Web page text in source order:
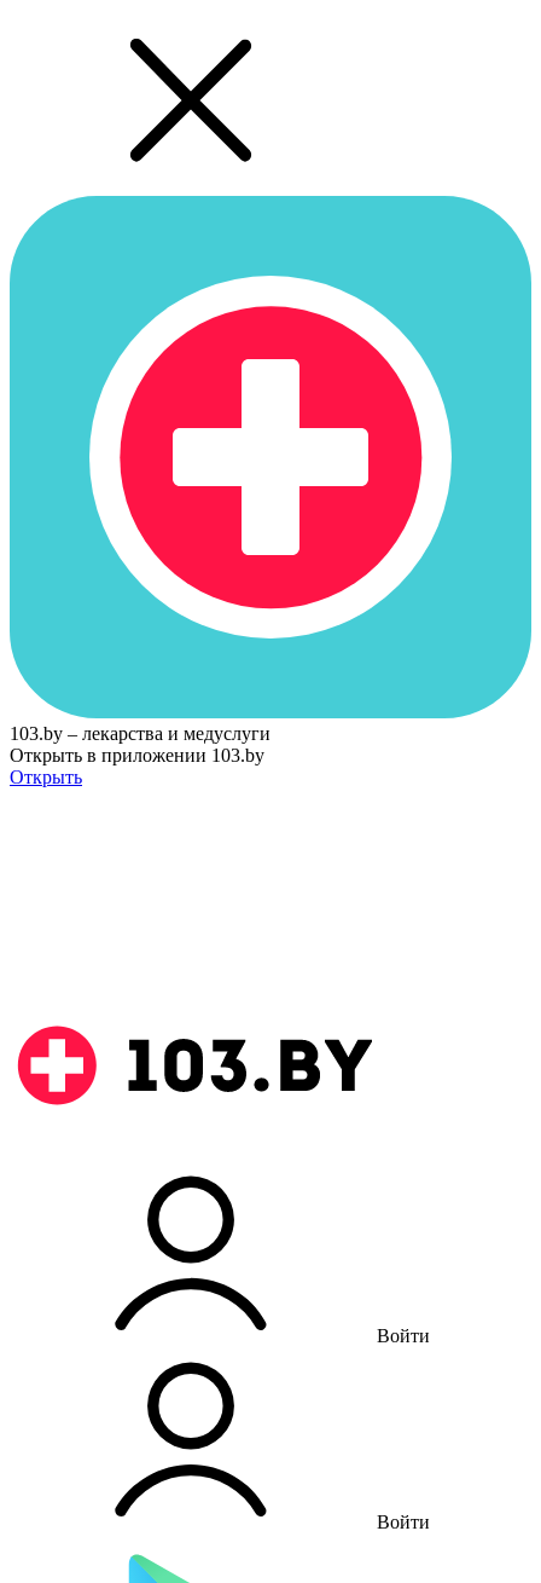
103.by – лекарства и медуслуги
Открыть в приложении 103.by
Открыть
Войти
Войти